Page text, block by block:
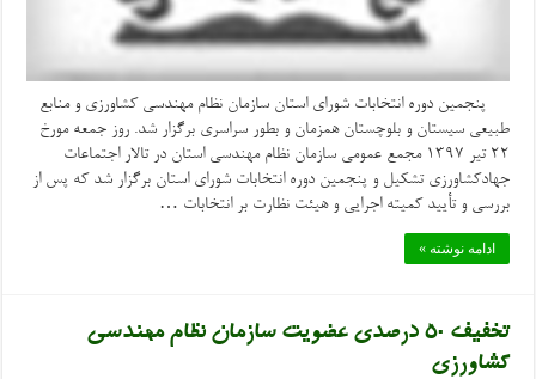
پنجمین دوره انتخابات شورای استان سازمان نظام مهندسی کشاورزی و منابع
طبیعی سیستان و بلوچستان همزمان و بطور سراسری برگزار شد. روز جمعه مورخ
۲۲ تیر ۱۳۹۷ مجمع عمومی سازمان نظام مهندسی استان در تالار اجتماعات
جهادکشاورزی تشکیل و پنجمین دوره انتخابات شورای استان برگزار شد که پس از
بررسی و تأیید کمیته اجرایی و هیئت نظارت بر انتخابات …
ادامه نوشته »
تخفیف ۵۰ درصدی عضویت سازمان نظام مهندسی
کشاورزی